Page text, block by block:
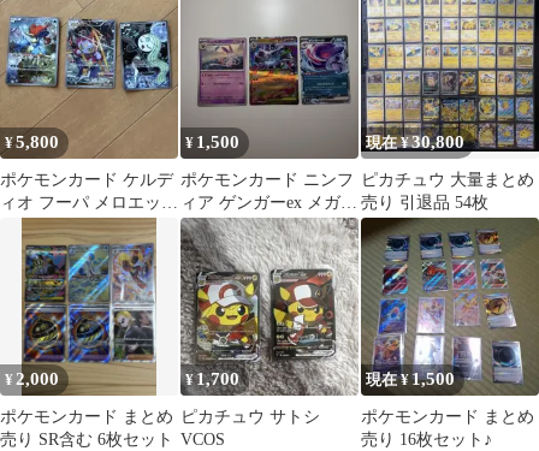
¥5,800
ポケモンカード ケルデ
ィオ フーパ メロエッタ
3枚セット
¥ 1,500
ポケモンカード ニンフ
ィア ゲンガーex メガリ
ザードンX exの3枚セッ
ト
現在 ¥30,800
ピカチュウ 大量まとめ
売り 引退品 54枚
¥2,000
ポケモンカード まとめ
売り SR含む 6枚セット
¥1,700
ピカチュウ サトシ
VCOS
現在 ¥1,500
ポケモンカード まとめ
売り 16枚セット♪